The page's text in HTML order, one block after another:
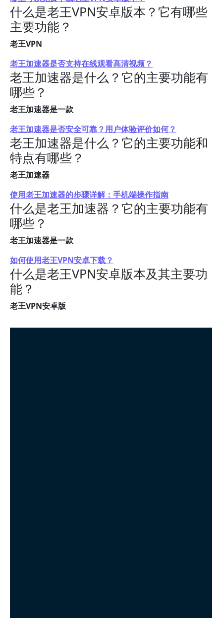
什么是老王VPN安卓版本？它有哪些
主要功能？
老王VPN
老王加速器是否支持在线观看高清视频？
老王加速器是什么？它的主要功能有
哪些？
老王加速器是一款
老王加速器是否安全可靠？用户体验评价如何？
老王加速器是什么？它的主要功能和
特点有哪些？
老王加速器
使用老王加速器的步骤详解：手机端操作指南
什么是老王加速器？它的主要功能有
哪些？
老王加速器是一款
如何使用老王VPN安卓下载？
什么是老王VPN安卓版本及其主要功
能？
老王VPN安卓版